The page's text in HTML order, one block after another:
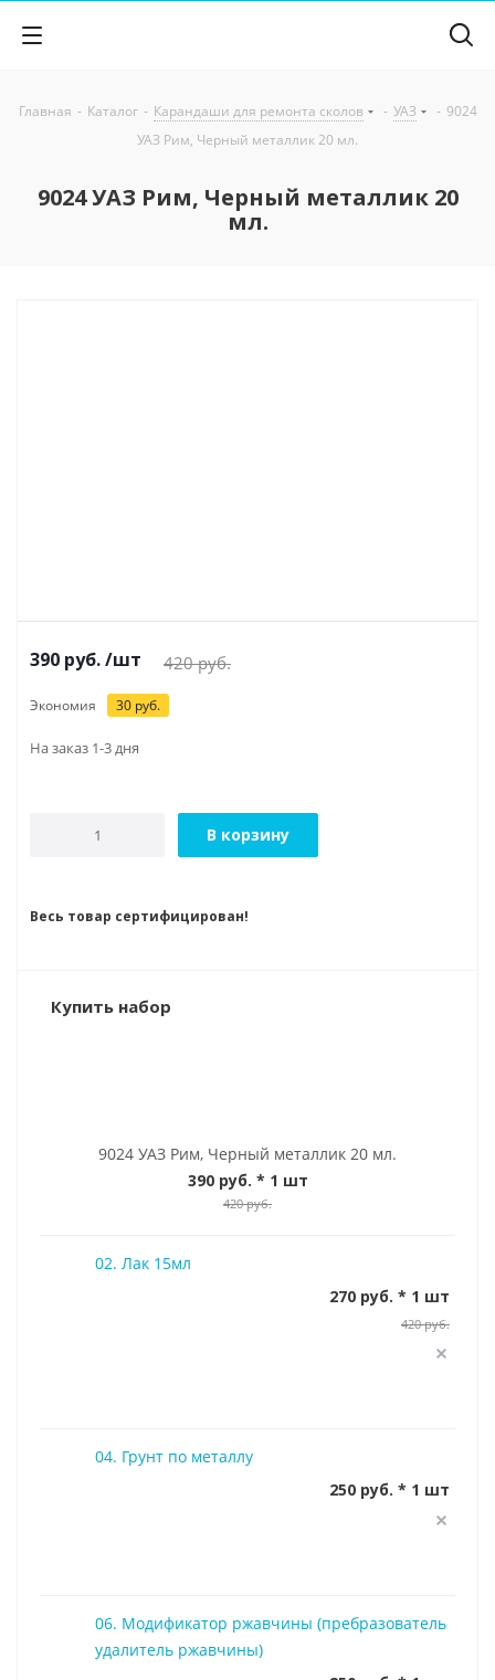
Главная - Каталог - Карандаши для ремонта сколов - УАЗ - 9024
УАЗ Рим, Черный металлик 20 мл.
9024 УАЗ Рим, Черный металлик 20
мл.
390 руб./шт 420руб.
Экономия 30 руб.
На заказ 1-3 дня
В корзину
Весь товар сертифицирован!
Купить набор
9024 УАЗ Рим, Черный металлик 20 мл.
390 руб. * 1 шт
420 руб.
02. Лак 15мл
270 руб. * 1 шт
420 руб.
04. Грунт по металлу
250 руб. * 1 шт
06. Модификатор ржавчины (пребразователь
удалитель ржавчины)